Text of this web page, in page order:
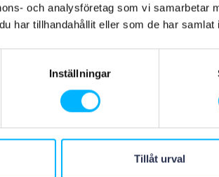
och analysföretag som vi samarbetar
har tillhandahållit eller som de har
Inställningar
Tillåt urval